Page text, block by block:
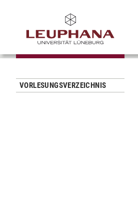
VORLESUNGSVERZEICHNIS